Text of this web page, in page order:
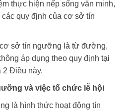
thực hiện nếp sống văn minh,
quy định của cơ sở tín
sở tín ngưỡng là từ đường,
áp dụng theo quy định tại
2 Điều này.
và việc tổ chức lễ hội
là hình thức hoạt động tín